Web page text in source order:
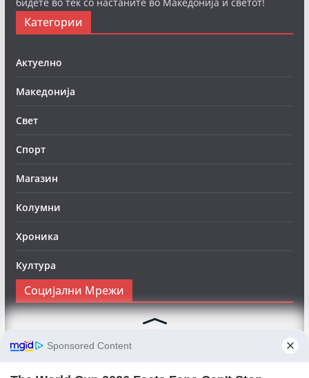
Категории
Актуелно
Македонија
Свет
Спорт
Магазин
Колумни
Хроника
Култура
Социјални Мрежи